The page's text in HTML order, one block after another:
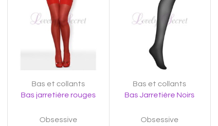
Bas et collants
Bas jarretière rouges
Obsessive
Bas et collants
Bas Jarretière Noirs
Obsessive